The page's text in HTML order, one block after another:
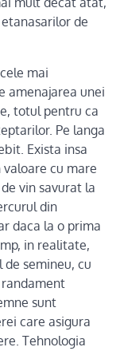
de
mai
amenajarea unei
totul pentru ca
Pe langa
Exista insa
cu mare
vin savurat la
din
daca la o prima
in realitate,
semineu, cu
sunt
care asigura
Tehnologia